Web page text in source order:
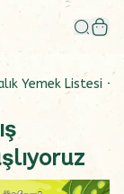
Yemek Listesi -